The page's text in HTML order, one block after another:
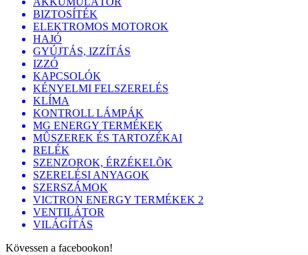
BIZTOSÍTÉK
ELEKTROMOS MOTOROK
HAJÓ
GYÚJTÁS, IZZÍTÁS
IZZÓ
KAPCSOLÓK
KÉNYELMI FELSZERELÉS
KLÍMA
KONTROLL LÁMPÁK
MG ENERGY TERMÉKEK
MÛSZEREK ÉS TARTOZÉKAI
RELÉK
SZENZOROK, ÉRZÉKELÕK
SZERELÉSI ANYAGOK
SZERSZÁMOK
VICTRON ENERGY TERMÉKEK 2
VENTILÁTOR
VILÁGÍTÁS
Kövessen a facebookon!